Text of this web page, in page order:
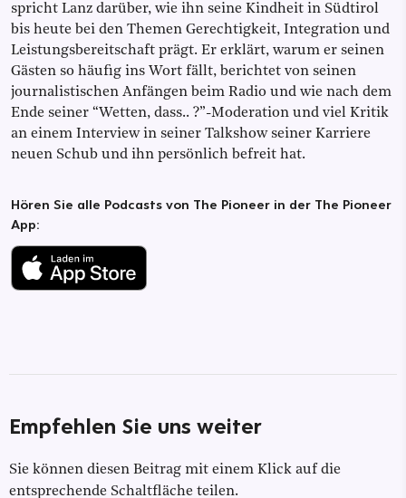
spricht Lanz darüber, wie ihn seine Kindheit in Südtirol
bis heute bei den Themen Gerechtigkeit, Integration und
Leistungsbereitschaft prägt. Er erklärt, warum er seinen
Gästen so häufig ins Wort fällt, berichtet von seinen
journalistischen Anfängen beim Radio und wie nach dem
Ende seiner “Wetten, dass.. ?”-Moderation und viel Kritik
an einem Interview in seiner Talkshow seiner Karriere
neuen Schub und ihn persönlich befreit hat.
Hören Sie alle Podcasts von The Pioneer in der The Pioneer
App:
Empfehlen Sie uns weiter
Sie können diesen Beitrag mit einem Klick auf die
entsprechende Schaltfläche teilen.